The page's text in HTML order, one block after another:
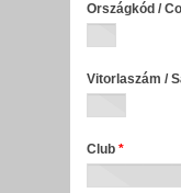
Országkód /
Vitorlaszám /
Club *